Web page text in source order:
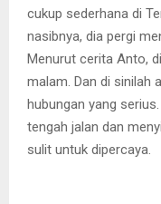
cukup sederhana di
nasibnya, dia pergi
Menurut cerita Anto,
malam. Dan di sinilah
hubungan yang
tengah jalan dan
sulit untuk dipercaya.